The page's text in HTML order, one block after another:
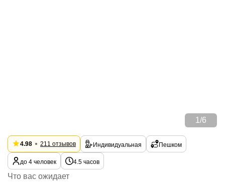
1 /6
4.98 211 отзывов Индивидуальная Пешком
до 4 человек 4.5 часов
Что вас ожидает